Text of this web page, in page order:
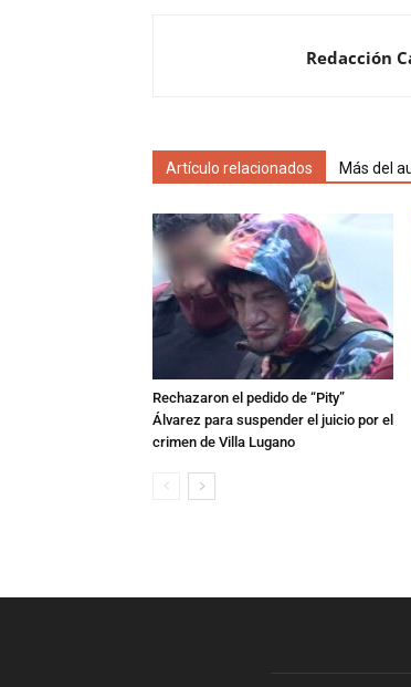
Redacción
Artículo relacionados Más del
Rechazaron el pedido de “Pity”
Álvarez para suspender el juicio por el
crimen de Villa Lugano